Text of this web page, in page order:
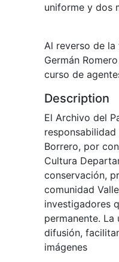
uniforme y dos
Al reverso de
Germán
curso de
Description
El Archivo del
Borrero, por
Cultura
conservación,
comunidad
investigadores
permanente.
difusión,
imágenes